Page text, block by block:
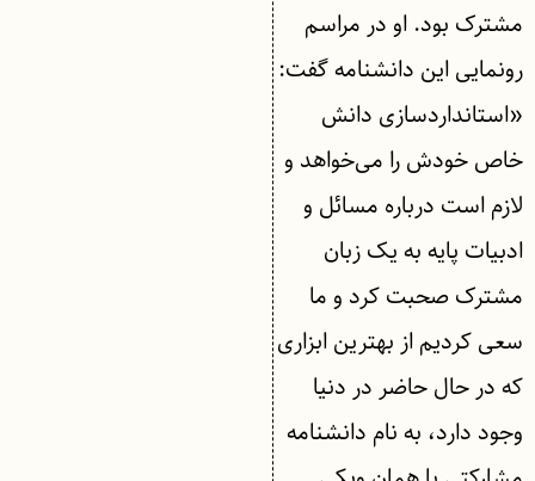
مشترک بود. او در مراسم
رونمایی این دانشنامه گفت:
«استانداردسازی دانش
خاص خودش را می‌خواهد و
لازم است درباره مسائل و
ادبیات پایه به یک‌ زبان
مشترک صحبت کرد و ما
سعی کردیم از بهترین ابزاری
که در حال حاضر در دنیا
وجود دارد، به نام دانشنامه